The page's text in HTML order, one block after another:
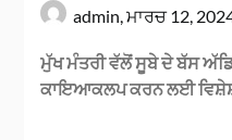
admin,ਮਾਰਚ 12,
ਮੁੱਖ ਮੰਤਰੀ ਵੱਲੋਂ ਸੂਬੇ ਦੇ ਬੱਸ
ਕਾਇਆਕਲਪ ਕਰਨ ਲਈ